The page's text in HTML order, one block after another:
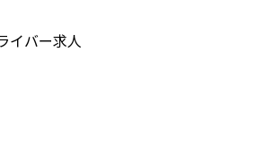
イバー求人